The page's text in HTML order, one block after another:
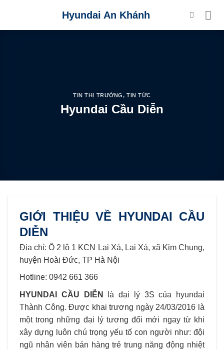
content
Hyundai An Khánh
TIN THỊ TRƯỜNG,TIN TỨC
Hyundai Cầu Diễn
GIỚI THIỆU VỀ HYUNDAI CẦU
DIỄN
Địa chỉ: Ô 2 lô 1 KCN Lai Xá, Lai Xá, xã Kim Chung,
huyện Hoài Đức, TP Hà Nội
Hotline: 0942 661 366
HYUNDAI CẦU DIỄN
là đại lý 3S của hyundai
Thành Công. Được khai trương ngày 24/03/2016 là
một trong những đại lý tương đối mới ngay từ khi
xây dựng luôn chú trọng yếu tố con người như: đội
ngũ nhân viên bán hàng trẻ trung năng động nhiệt